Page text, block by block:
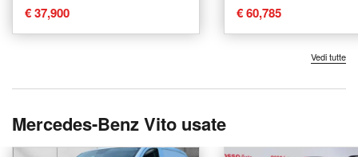
Messina
€ 37,900
a Ancona
€ 60,785
Vedi tutte
Mercedes-Benz Vito usate